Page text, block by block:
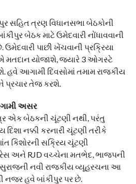
સહિત ત્રણ વિધાનસભા બેઠકોની
બેઠક માટે ઉમેદવારી નોંધાવવાની
પાછી ખેંચવાની પ્રક્રિયા
મતદાન યોજાશે, જ્યારે 3 ઓગસ્ટે
આગામી દિવસોમાં તમામ રાજકીય
પ્રચાર તેજ કરશે.
અસર
એક બેઠકની ચૂંટણી નથી, પરંતુ
નક્કી કરનારી ચૂંટણી તરીકે
કિશોરની સક્રિય ચૂંટણી
અને RJD વચ્ચેના મતભેદ, ભાજપની
નવી રાજકીય વ્યૂહરચના આ
નજર હવે બાંકીપુર પર છે.